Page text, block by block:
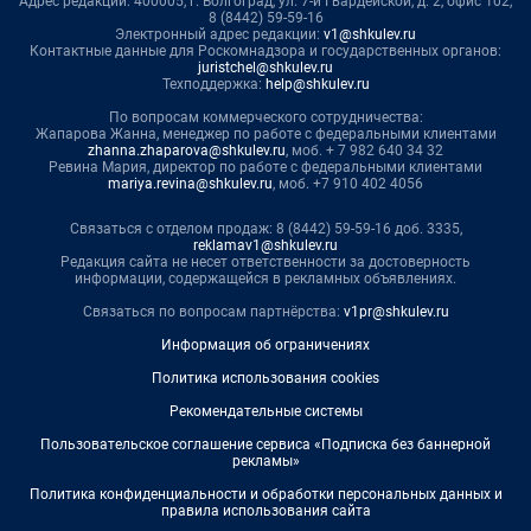
8 (8442) 59-59-16
Электронный адрес редакции: v1@shkulev.ru
Контактные данные для Роскомнадзора и государственных органов:
juristchel@shkulev.ru
Техподдержка: help@shkulev.ru
По вопросам коммерческого сотрудничества:
Жапарова Жанна, менеджер по работе с федеральными клиентами
zhanna.zhaparova@shkulev.ru, моб. + 7 982 640 34 32
Ревина Мария, директор по работе с федеральными клиентами
mariya.revina@shkulev.ru, моб. +7 910 402 4056
Связаться с отделом продаж: 8 (8442) 59-59-16 доб. 3335,
reklamav1@shkulev.ru
Редакция сайта не несет ответственности за достоверность
информации, содержащейся в рекламных объявлениях.
Связаться по вопросам партнёрства: v1pr@shkulev.ru
Информация об ограничениях
Политика использования cookies
Рекомендательные системы
Пользовательское соглашение сервиса «Подписка без баннерной
рекламы»
Политика конфиденциальности и обработки персональных данных и
правила использования сайта